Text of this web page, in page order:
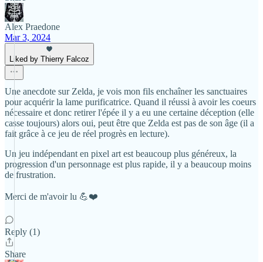
Alex Praedone
Mar 3, 2024
Liked by Thierry Falcoz
Une anecdote sur Zelda, je vois mon fils enchaîner les sanctuaires
pour acquérir la lame purificatrice. Quand il réussi à avoir les coeurs
nécessaire et donc retirer l'épée il y a eu une certaine déception (elle
casse toujours) alors oui, peut être que Zelda est pas de son âge (il a
fait grâce à ce jeu de réel progrès en lecture).
Un jeu indépendant en pixel art est beaucoup plus généreux, la
progression d'un personnage est plus rapide, il y a beaucoup moins
de frustration.
Merci de m'avoir lu 💪❤️
Reply (1)
Share